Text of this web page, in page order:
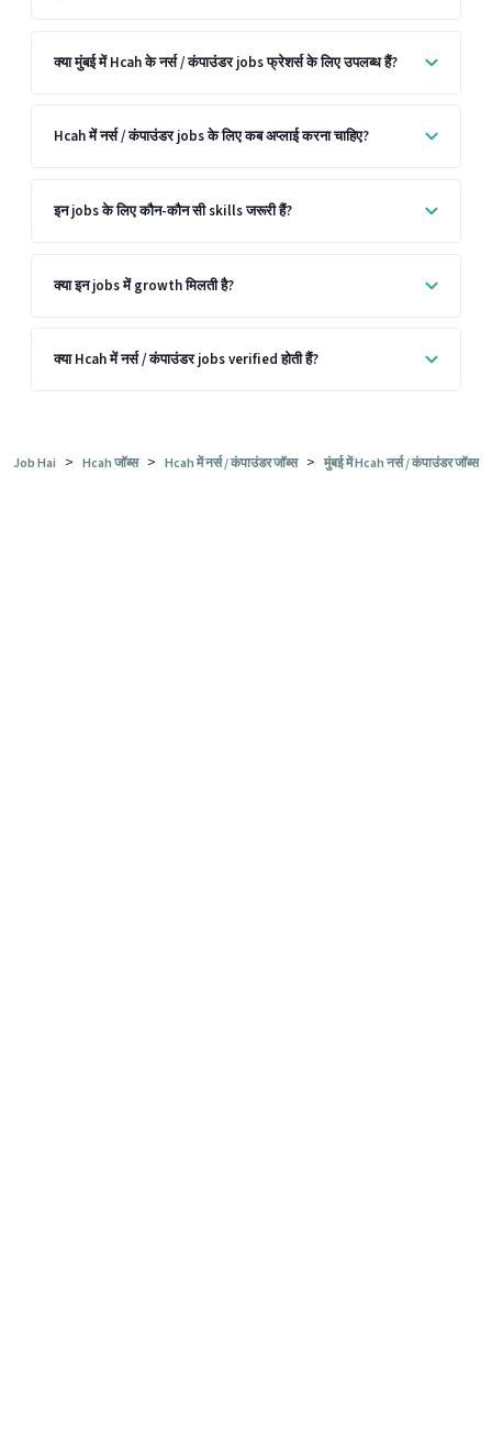
क्या मुंबई में Hcah के नर्स / कंपाउंडर jobs फ्रेशर्स के लिए उपलब्ध हैं?
Hcah में नर्स / कंपाउंडर jobs के लिए कब अप्लाई करना चाहिए?
इन jobs के लिए कौन-कौन सी skills जरूरी हैं?
क्या इन jobs में growth मिलती है?
क्या Hcah में नर्स / कंपाउंडर jobs verified होती हैं?
Job Hai > Hcah जॉब्स > Hcah में नर्स / कंपाउंडर जॉब्स > मुंबई में Hcah नर्स / कंपाउंडर जॉब्स